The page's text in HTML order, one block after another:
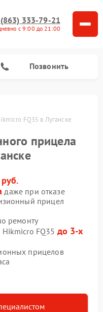
333-79-21
с 9:00 до 21:00
Позвонить
FQ35 в Луганске
прицела
даже при отказе
прицел
ремонту
FQ35 до 3-х
прицелов